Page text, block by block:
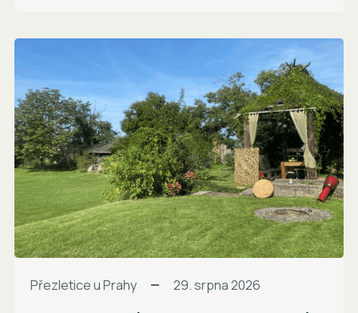
Přezletice u Prahy 29. srpna 2026